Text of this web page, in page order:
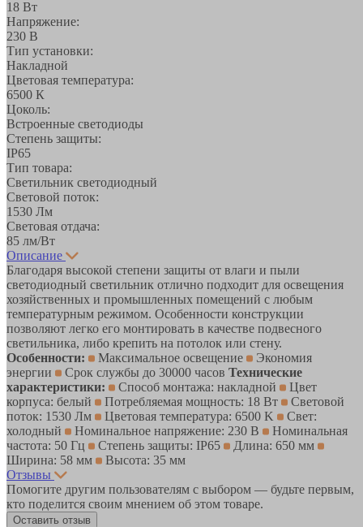
18 Вт
Напряжение:
230 В
Тип установки:
Накладной
Цветовая температура:
6500 К
Цоколь:
Встроенные светодиоды
Степень защиты:
IP65
Тип товара:
Светильник светодиодный
Световой поток:
1530 Лм
Световая отдача:
85 лм/Вт
Описание
Благодаря высокой степени защиты от влаги и пыли
светодиодный светильник отлично подходит для освещения
хозяйственных и промышленных помещений с любым
температурным режимом. Особенности конструкции
позволяют легко его монтировать в качестве подвесного
светильника, либо крепить на потолок или стену.
Особенности:
Максимальное освещение
Экономия
энергии
Срок службы до 30000 часов Технические
характеристики:
Способ монтажа: накладной
Цвет
корпуса: белый
Потребляемая мощность: 18 Вт
Световой
поток: 1530 Лм
Цветовая температура: 6500 K
Свет:
холодный
Номинальное напряжение: 230 В
Номинальная
частота: 50 Гц
Степень защиты: IP65
Длина: 650 мм
Ширина: 58 мм
Высота: 35 мм
Отзывы
Помогите другим пользователям с выбором — будьте первым,
кто поделится своим мнением об этом товаре.
Оставить отзыв